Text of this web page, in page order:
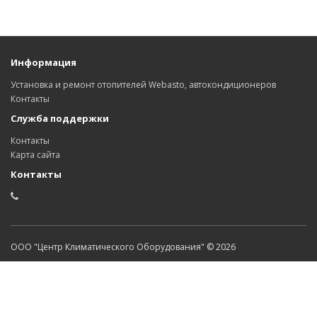
Информация
Установка и ремонт отопителей Webasto, автокондиционеров
Контакты
Служба поддержки
Контакты
Карта сайта
Контакты
ООО "Центр Климатического Оборудования" © 2026